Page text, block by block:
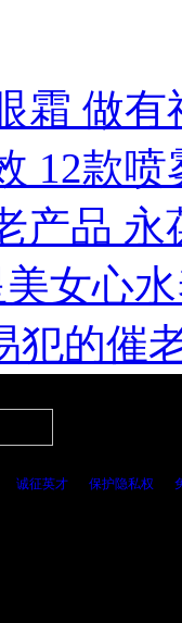
霜 做有
12款喷
产品 永
女心
犯的催
诚征英才 保护隐私权